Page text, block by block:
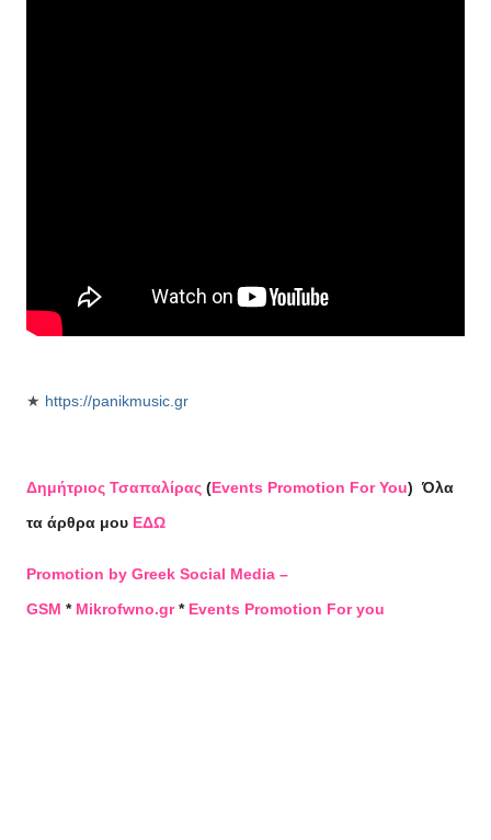
★ https://panikmusic.gr
Δημήτριος Τσαπαλίρας (Events Promotion For You) Όλα
τα άρθρα μου ΕΔΩ
Promotion by Greek Social Media –
GSM * Mikrofwno.gr* Events Promotion For you